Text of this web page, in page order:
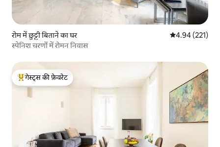
रोम में छुट्टी बिताने का घर औसत रेटिंग 5 में से
4.94 (221)
स्पेनिश चरणों में रोमन निवास
गेस्ट्स का टॉप फ़ेवरेट
गेस्ट्स की फ़ेवरेट